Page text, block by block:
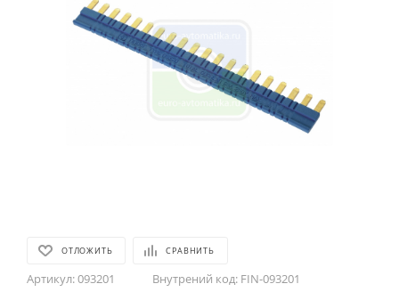
ОТЛОЖИТЬ СРАВНИТЬ
Артикул:093201 Внутрений код: FIN-093201